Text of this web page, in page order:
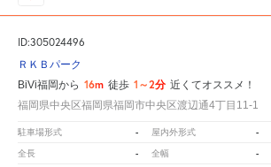
ID:305024496
ＲＫＢパーク
BiVi福岡から 16m 徒歩 1～2分 近くてオススメ！
福岡県中央区福岡県福岡市中央区渡辺通4丁目11-1
駐車場形式 - 屋内外形式 -
全長 - 全幅 -